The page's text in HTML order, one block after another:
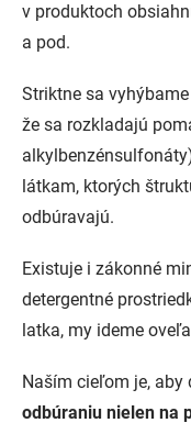
v produktoch
a pod.
Striktne sa
že sa rozkladajú
látkam, ktorých
odbúravajú.
Existuje i zákonné
detergentné
latka, my ideme
Naším cieľom je, aby
odbúraniu nielen na